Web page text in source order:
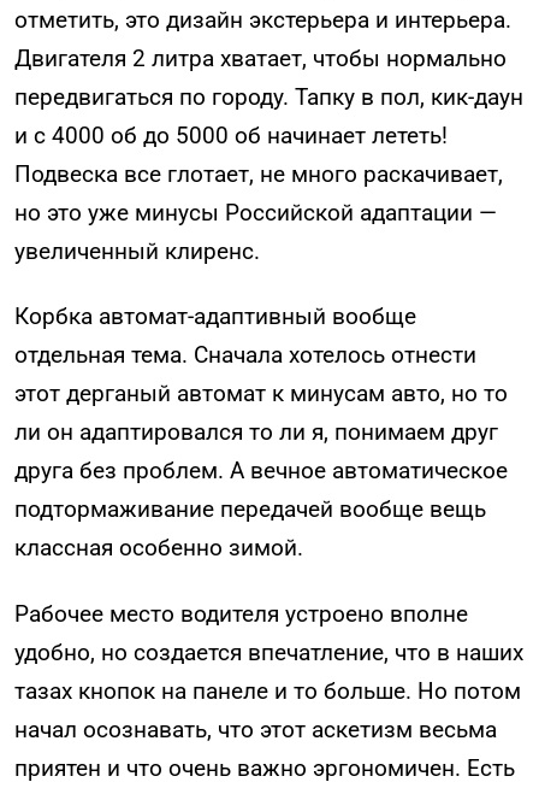
отметить, это дизайн экстерьера и интерьера.
Двигателя 2 литра хватает, чтобы нормально
передвигаться по городу. Тапку в пол, кик-даун
и с 4000 об до 5000 об начинает лететь!
Подвеска все глотает, не много раскачивает,
но это уже минусы Российской адаптации —
увеличенный клиренс.
Корбка автомат-адаптивный вообще
отдельная тема. Сначала хотелось отнести
этот дерганый автомат к минусам авто, но то
ли он адаптировался то ли я, понимаем друг
друга без проблем. А вечное автоматическое
подтормаживание передачей вообще вещь
классная особенно зимой.
Рабочее место водителя устроено вполне
удобно, но создается впечатление, что в наших
тазах кнопок на панеле и то больше. Но потом
начал осознавать, что этот аскетизм весьма
приятен и что очень важно эргономичен. Есть